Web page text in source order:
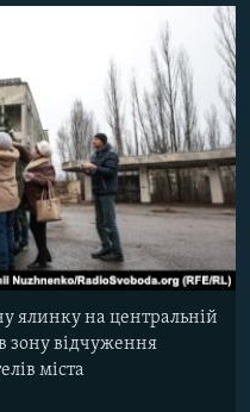
ялинку на центральній
зону відчуження
міста​